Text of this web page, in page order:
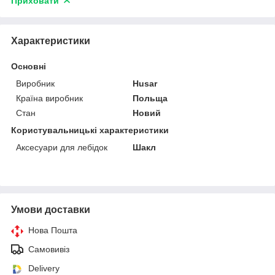
Характеристики
Основні
Виробник
Husar
Країна виробник
Польща
Стан
Новий
Користувальницькі характеристики
Аксесуари для лебідок
Шакл
Умови доставки
Нова Пошта
Самовивіз
Delivery